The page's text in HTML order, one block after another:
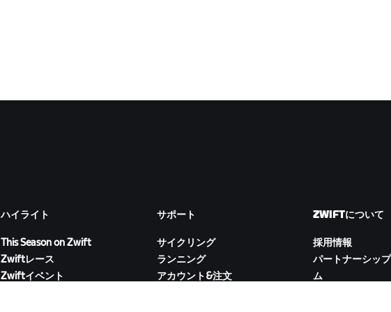
ハイライト
This Season on Zwift
Zwiftレース
Zwiftイベント
サポート
サイクリング
ランニング
アカウント&注文
ZWIFTについて
採用情報
パートナーシッ
ム